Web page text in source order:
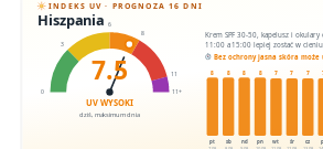
INDEKS UV · PROGNOZA 16 DNI
Hiszpania
0
3
6
8
11
11+
7.5
UV WYSOKI
dziś, maksimum dnia
Krem SPF 30-50, kapelusz i
11:00 a 15:00 lepiej zostać w cieniu.
Bez ochrony jasna skóra może
8
pt
8
sb
8
nd
8
pn
7
wt
7
śr
7
cz